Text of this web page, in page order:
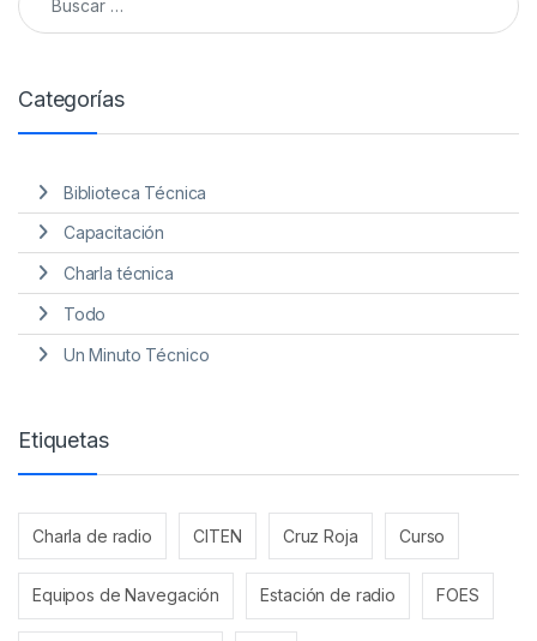
Categorías
Biblioteca Técnica
Capacitación
Charla técnica
Todo
Un Minuto Técnico
Etiquetas
Charla de radio CITEN Cruz Roja Curso
Equipos de Navegación Estación de radio FOES